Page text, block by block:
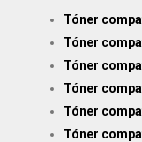
Tóner
Tóner
Tóner
Tóner
Tóner
Tóner